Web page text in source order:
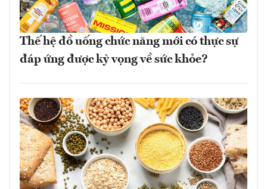
Thế hệ đồ uống chức năng mới có thực sự
đáp ứng được kỳ vọng về sức khỏe?